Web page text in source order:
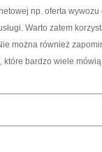
np. oferta
Warto zatem
można również
bardzo wiele